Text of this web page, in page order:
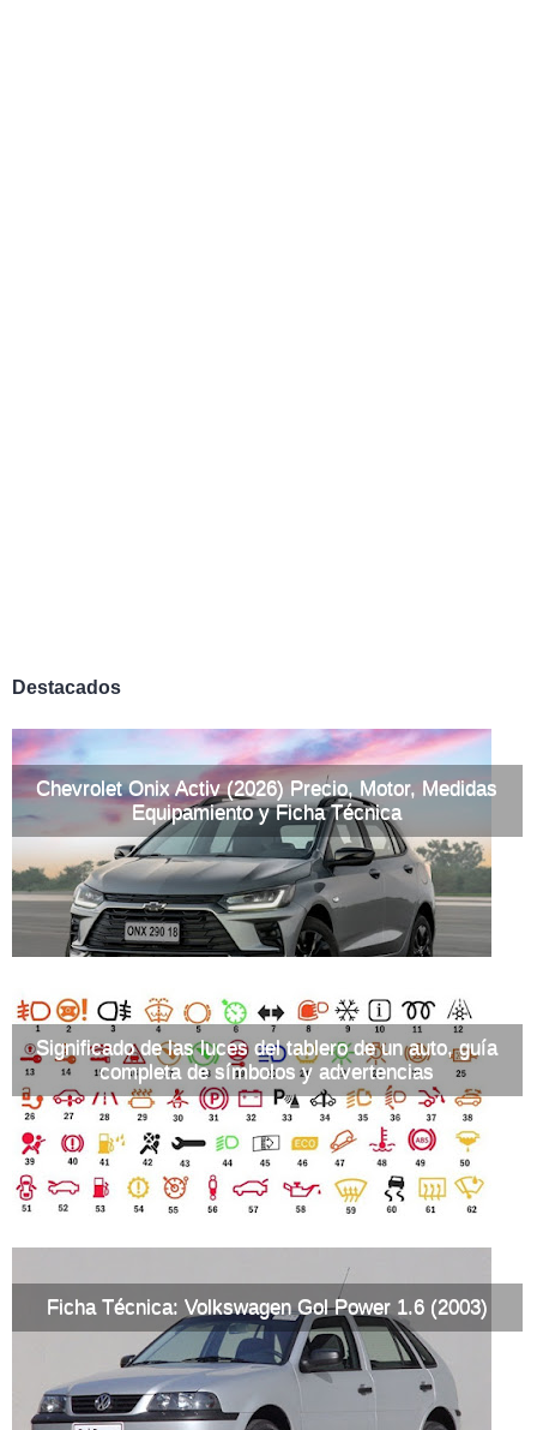
Destacados
Chevrolet Onix Activ (2026) Precio, Motor, Medidas
Equipamiento y Ficha Técnica
Significado de las luces del tablero de un auto, guía
completa de símbolos y advertencias
Ficha Técnica: Volkswagen Gol Power 1.6 (2003)